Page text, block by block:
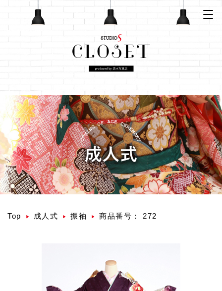
Top 成人式 振袖 商品番号： 272